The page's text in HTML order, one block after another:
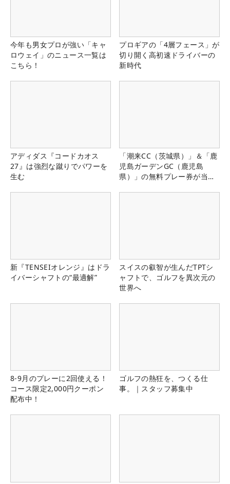
今年も男女プロが強い「キャ
ロウェイ」のニュース一覧は
こちら！
プロギアの「4層フェース」が
切り開く高初速ドライバーの
新時代
アディダス『コードカオス
27』は強烈な蹴りでパワーを
生む
「潮来CC（茨城県）」＆「鹿
児島ガーデンGC（鹿児島
県）」の無料プレー券が当た
新『TENSEIオレンジ』はドラ
イバーシャフトの“最適解”
スイスの叡智が生んだTPTシ
ャフトで、ゴルフを異次元の
世界へ
8-9月のプレーに2回使える！
コース限定2,000円クーポン
配布中！
ゴルフの熱狂を、つくる仕
事。｜スタッフ募集中